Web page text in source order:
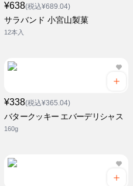
¥638(税込¥689.04)
サラバンド 小宮山製菓
12本入
¥338(税込¥365.04)
バタークッキー エバーデリシャス
160g